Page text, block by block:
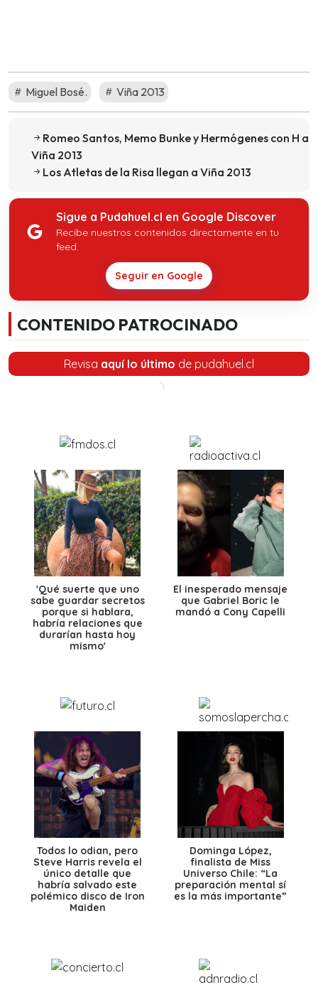
Miguel Bosé. Viña 2013
Romeo Santos, Memo Bunke y Hermógenes con H a
Viña 2013
Los Atletas de la Risa llegan a Viña 2013
Sigue a Pudahuel.cl en Google Discover
Recibe nuestros contenidos directamente en tu
feed.
Seguir en Google
CONTENIDO PATROCINADO
Revisa aquí lo último de pudahuel.cl
'Qué suerte que uno
sabe guardar secretos
porque si hablara,
habría relaciones que
durarían hasta hoy
mismo'
El inesperado mensaje
que Gabriel Boric le
mandó a Cony Capelli
Todos lo odian, pero
Steve Harris revela el
único detalle que
habría salvado este
polémico disco de Iron
Maiden
Dominga López,
finalista de Miss
Universo Chile: “La
preparación mental sí
es la más importante”